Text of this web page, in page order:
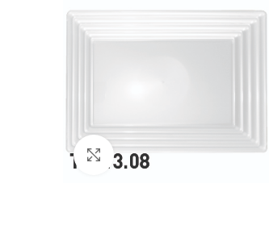
Click to enlarge